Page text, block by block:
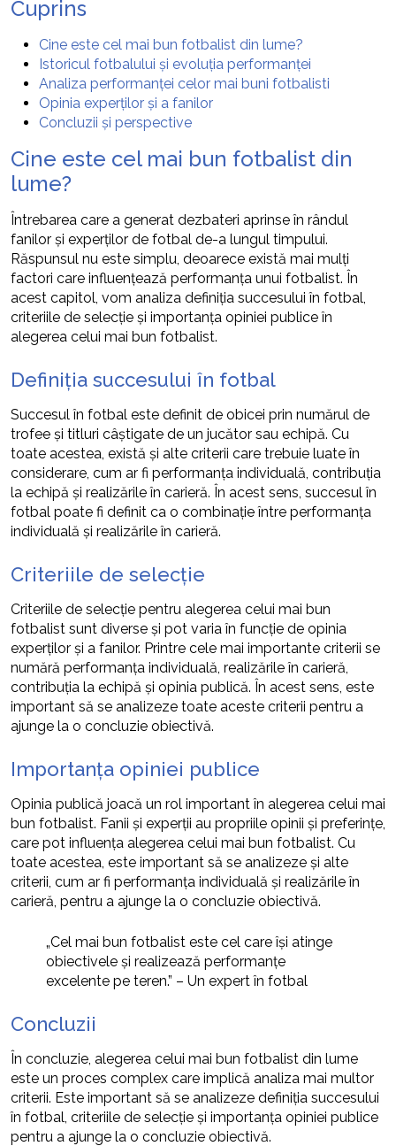
Cuprins
Cine este cel mai bun fotbalist din lume?
Istoricul fotbalului și evoluția performanței
Analiza performanței celor mai buni fotbalisti
Opinia experților și a fanilor
Concluzii și perspective
Cine este cel mai bun fotbalist din
lume?
Întrebarea care a generat dezbateri aprinse în rândul
fanilor și experților de fotbal de-a lungul timpului.
Răspunsul nu este simplu, deoarece există mai mulți
factori care influențează performanța unui fotbalist. În
acest capitol, vom analiza definiția succesului în fotbal,
criteriile de selecție și importanța opiniei publice în
alegerea celui mai bun fotbalist.
Definiția succesului în fotbal
Succesul în fotbal este definit de obicei prin numărul de
trofee și titluri câștigate de un jucător sau echipă. Cu
toate acestea, există și alte criterii care trebuie luate în
considerare, cum ar fi performanța individuală, contribuția
la echipă și realizările în carieră. În acest sens, succesul în
fotbal poate fi definit ca o combinație între performanța
individuală și realizările în carieră.
Criteriile de selecție
Criteriile de selecție pentru alegerea celui mai bun
fotbalist sunt diverse și pot varia în funcție de opinia
experților și a fanilor. Printre cele mai importante criterii se
numără performanța individuală, realizările în carieră,
contribuția la echipă și opinia publică. În acest sens, este
important să se analizeze toate aceste criterii pentru a
ajunge la o concluzie obiectivă.
Importanța opiniei publice
Opinia publică joacă un rol important în alegerea celui mai
bun fotbalist. Fanii și experții au propriile opinii și preferințe,
care pot influența alegerea celui mai bun fotbalist. Cu
toate acestea, este important să se analizeze și alte
criterii, cum ar fi performanța individuală și realizările în
carieră, pentru a ajunge la o concluzie obiectivă.
„Cel mai bun fotbalist este cel care își atinge
obiectivele și realizează performanțe
excelente pe teren.” – Un expert în fotbal
Concluzii
În concluzie, alegerea celui mai bun fotbalist din lume
este un proces complex care implică analiza mai multor
criterii. Este important să se analizeze definiția succesului
în fotbal, criteriile de selecție și importanța opiniei publice
pentru a ajunge la o concluzie obiectivă.